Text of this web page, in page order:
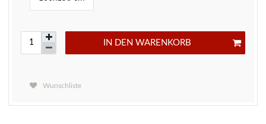
IN DEN WARENKORB
Wunschliste